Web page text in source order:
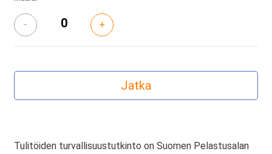
- +
Tulitöiden turvallisuustutkinto on Suomen Pelastusalan